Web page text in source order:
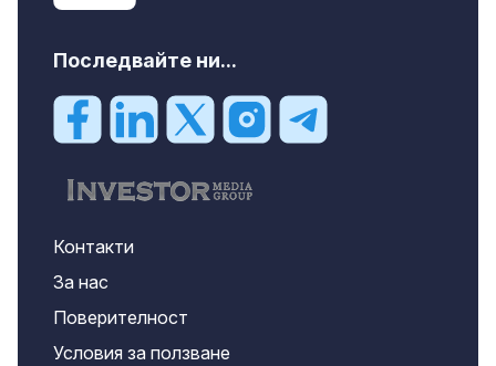
Последвайте ни...
Контакти
За нас
Поверителност
Условия за ползване